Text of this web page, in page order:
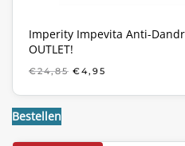
Imperity Impevita Anti-
OUTLET!
€24,85 OORSPRONKELIJKE
WAS:
€4,95
IS:
Bestellen